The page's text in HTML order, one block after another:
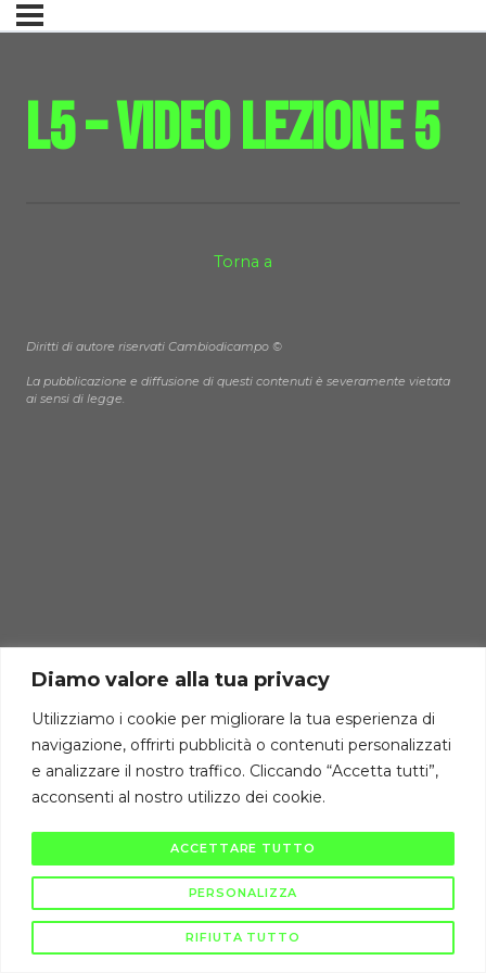
Diamo valore alla tua privacy
Utilizziamo i cookie per migliorare la tua esperienza di
navigazione, offrirti pubblicità o contenuti personalizzati
e analizzare il nostro traffico. Cliccando “Accetta tutti”,
acconsenti al nostro utilizzo dei cookie.
PERSONALIZZA
RIFIUTA TUTTO
ACCETTARE TUTTO
L5 – Video Lezione 5
Torna a
Diritti di autore riservati Cambiodicampo ©
La pubblicazione e diffusione di questi contenuti è severamente vietata
ai sensi di legge.